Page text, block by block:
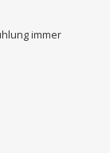
immer